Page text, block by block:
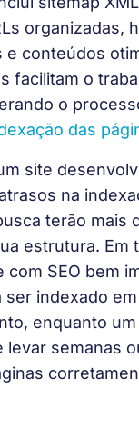
organizadas,
e conteúdos
facilitam o
o
das
site
na
terão mais
estrutura. Em
com SEO bem
ser indexado
enquanto
levar semanas